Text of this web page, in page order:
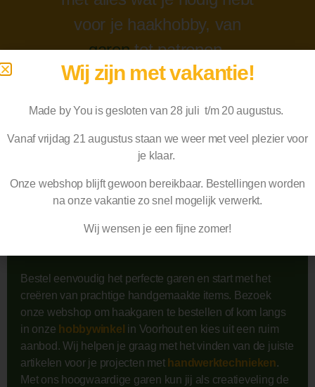
voor je haakhobby, van
garentot patronen.
Bekijk ons assortiment
Bestel eenvoudig het perfecte garen en start met het
creëren van prachtige handgemaakte items. Bezoek
onze webshop om haakgaren te bestellen of kom langs
in onze hobbywinkel in Voorhout en kies uit een ruim
aanbod. Wij helpen je graag met het vinden van de juiste
artikelen voor je projecten met handwerktechnieken.
Met ons hoogwaardige garen kun jij als creatieveling de
Wij zijn met vakantie!
Made by You is gesloten van 28 juli t/m 20 augustus.
Vanaf vrijdag 21 augustus staan we weer met veel plezier voor
je klaar.
Onze webshop blijft gewoon bereikbaar. Bestellingen worden
naonze vakantie zo snel mogelijk verwerkt.
Wij wensen je een fijne zomer!